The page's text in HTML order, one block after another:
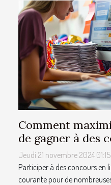
Comment
de gagner à des
Jeudi 21 novembre 2024 01:15
Participer à des concours en
courante pour de nombreuses